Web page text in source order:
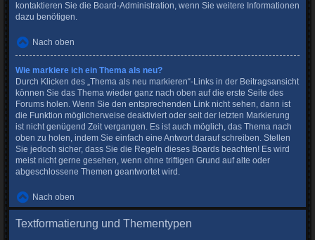
kontaktieren Sie die Board-Administration, wenn Sie weitere Informationen
dazu benötigen.
Nach oben
Wie markiere ich ein Thema als neu?
Durch Klicken des „Thema als neu markieren“-Links in der Beitragsansicht
können Sie das Thema wieder ganz nach oben auf die erste Seite des
Forums holen. Wenn Sie den entsprechenden Link nicht sehen, dann ist
die Funktion möglicherweise deaktiviert oder seit der letzten Markierung
ist nicht genügend Zeit vergangen. Es ist auch möglich, das Thema nach
oben zu holen, indem Sie einfach eine Antwort darauf schreiben. Stellen
Sie jedoch sicher, dass Sie die Regeln dieses Boards beachten! Es wird
meist nicht gerne gesehen, wenn ohne triftigen Grund auf alte oder
abgeschlossene Themen geantwortet wird.
Nach oben
Textformatierung und Thementypen